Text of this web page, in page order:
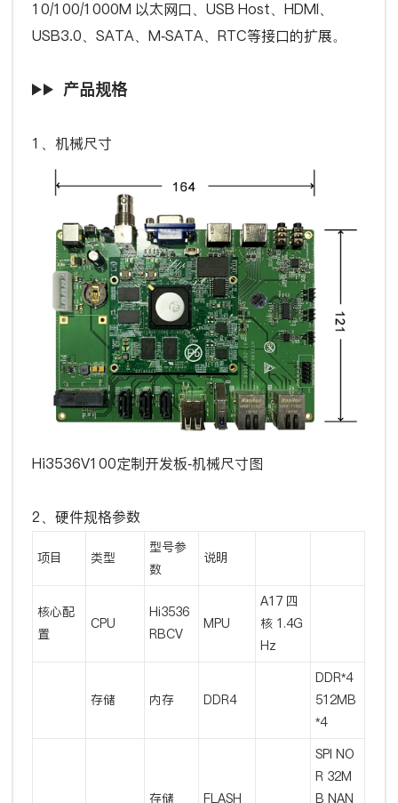
10/100/1000M 以太网口、USB Host、HDMI、
USB3.0、SATA、M-SATA、RTC等接口的扩展。
产品规格
1、机械尺寸
Hi3536V100定制开发板-机械尺寸图
2、硬件规格参数
项目 类型
型号参
数
说明
核心配
置
CPU
Hi3536
RBCV
MPU
A17 四
核 1.4G
Hz
存储 内存 DDR4
DDR*4
512MB
*4
存储 FLASH
SPI NO
R 32M
B NAN